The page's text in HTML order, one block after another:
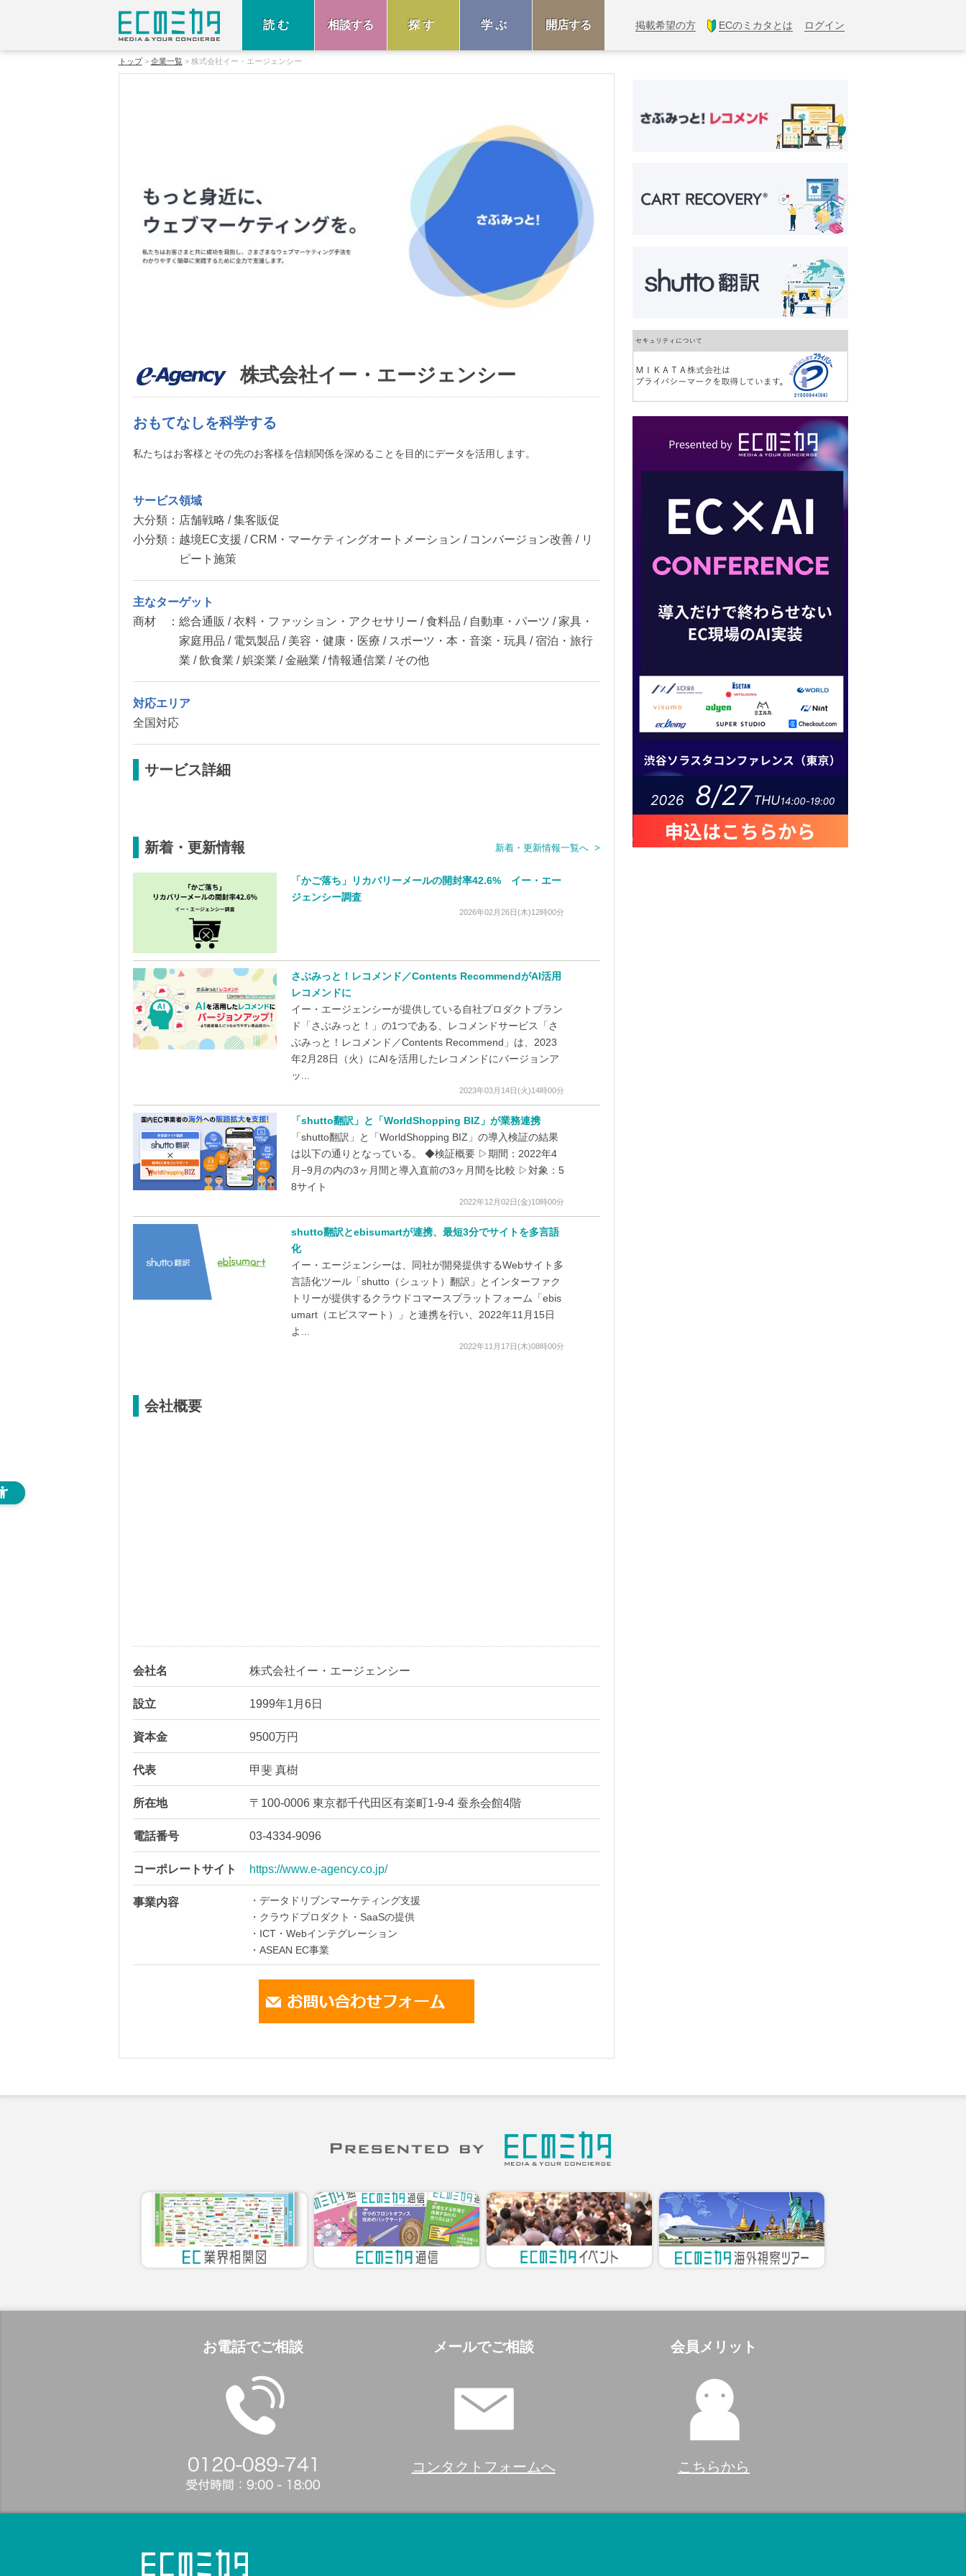
読む 相談する 探す 学ぶ 開店する 掲載希望の方 ECのミカタとは ログイン
トップ 企業一覧 株式会社イー・エージェンシー
株式会社イー・エージェンシー
おもてなしを科学する
私たちはお客様とその先のお客様を信頼関係を深めることを目的にデータを活用します。
サービス領域
大分類： 店舗戦略 / 集客販促
小分類： 越境EC支援 / CRM・マーケティングオートメーション / コンバージョン改善 / リ
ピート施策
主なターゲット
商材 ： 総合通販 / 衣料・ファッション・アクセサリー / 食料品 / 自動車・パーツ / 家具・
家庭用品 / 電気製品 / 美容・健康・医療 / スポーツ・本・音楽・玩具 / 宿泊・旅行
業 / 飲食業 / 娯楽業 / 金融業 / 情報通信業 / その他
対応エリア
全国対応
サービス詳細
新着・更新情報 新着・更新情報一覧へ >
「かご落ち」リカバリーメールの開封率42.6% イー・エー
ジェンシー調査
2026年02月26日(木)12時00分
さぶみっと！レコメンド／Contents RecommendがAI活用
レコメンドに
イー・エージェンシーが提供している自社プロダクトブラン
ド「さぶみっと！」の1つである、レコメンドサービス「さ
ぶみっと！レコメンド／Contents Recommend」は、2023
年2月28日（火）にAIを活用したレコメンドにバージョンア
ッ...
2023年03月14日(火)14時00分
「shutto翻訳」と「WorldShopping BIZ」が業務連携
「shutto翻訳」と「WorldShopping BIZ」の導入検証の結果
は以下の通りとなっている。 ◆検証概要 ▷期間：2022年4
月−9月の内の3ヶ月間と導入直前の3ヶ月間を比較 ▷対象：5
8サイト
2022年12月02日(金)10時00分
shutto翻訳とebisumartが連携、最短3分でサイトを多言語
化
イー・エージェンシーは、同社が開発提供するWebサイト多
言語化ツール「shutto（シュット）翻訳」とインターファク
トリーが提供するクラウドコマースプラットフォーム「ebis
umart（エビスマート）」と連携を行い、2022年11月15日
よ...
2022年11月17日(木)08時00分
会社概要
会社名 株式会社イー・エージェンシー
設立 1999年1月6日
資本金 9500万円
代表 甲斐 真樹
所在地 〒100-0006 東京都千代田区有楽町1-9-4 蚕糸会館4階
電話番号 03-4334-9096
コーポレートサイト https://www.e-agency.co.jp/
事業内容
・データドリブンマーケティング支援
・クラウドプロダクト・SaaSの提供
・ICT・Webインテグレーション
・ASEAN EC事業
お電話でご相談 メールでご相談
コンタクトフォームへ
会員メリット
こちらから